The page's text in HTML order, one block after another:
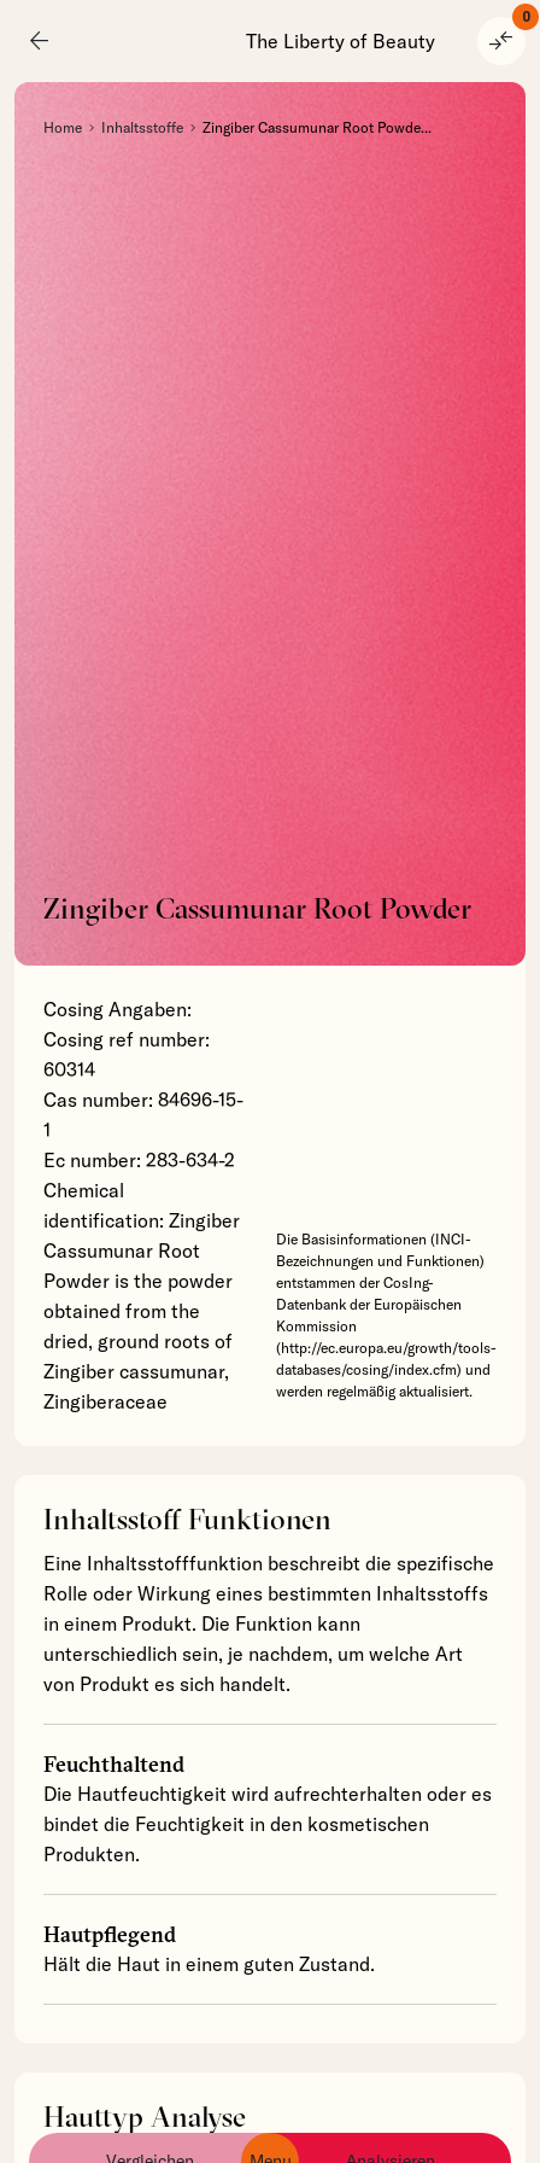
arrow_back The Liberty of Beauty compare_arrows
0
Home Inhaltsstoffe Zingiber Cassumunar Root Powde...
Zingiber Cassumunar Root Powder
Cosing Angaben:
Cosing ref number:
60314
Cas number: 84696-15-
1
Ec number: 283-634-2
Chemical
identification: Zingiber
Cassumunar Root
Powder is the powder
obtained from the
dried, ground roots of
Zingiber cassumunar,
Zingiberaceae
Die Basisinformationen (INCI-
Bezeichnungen und Funktionen)
entstammen der CosIng-
Datenbank der Europäischen
Kommission
(http://ec.europa.eu/growth/tools-
databases/cosing/index.cfm) und
werden regelmäßig aktualisiert.
Inhaltsstoff Funktionen
Eine Inhaltsstofffunktion beschreibt die spezifische
Rolle oder Wirkung eines bestimmten Inhaltsstoffs
in einem Produkt. Die Funktion kann
unterschiedlich sein, je nachdem, um welche Art
von Produkt es sich handelt.
Feuchthaltend
Die Hautfeuchtigkeit wird aufrechterhalten oder es
bindet die Feuchtigkeit in den kosmetischen
Produkten.
Hautpflegend
Hält die Haut in einem guten Zustand.
Hauttyp Analyse